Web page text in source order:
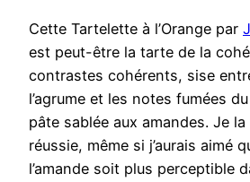
Cette Tartelette à l’Orange par
est peut-être la tarte de la
contrastes cohérents, sise
l’agrume et les notes fumées
pâte sablée aux amandes. Je
réussie, même si j’aurais aimé
l’amande soit plus perceptible